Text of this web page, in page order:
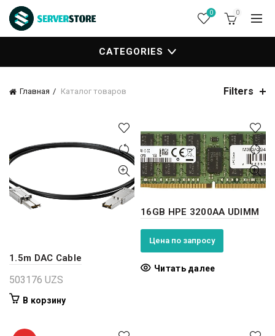
0 0
CATEGORIES
Главная Каталог товаров Filters
1.5m DAC Cable
503176 UZS
В корзину
16GB HPE 3200AA UDIMM
Цена по запросу
Читать далее